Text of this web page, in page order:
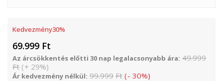
Kedvezmény30%
69.999 Ft
Az árcsökkentés előtti 30 nap legalacsonyabb ára: 49.999
Ft (+ 29%)
Ár kedvezmény nélkül: 99.999 Ft (- 30%)